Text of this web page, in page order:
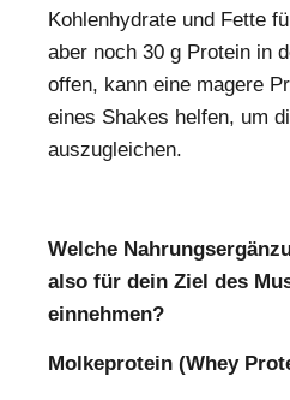
Kohlenhydrate und Fette
aber noch 30 g Protein in
offen, kann eine magere
eines Shakes helfen, um
auszugleichen.
Welche
also für dein Ziel des
einnehmen?
Molkeprotein (Whey